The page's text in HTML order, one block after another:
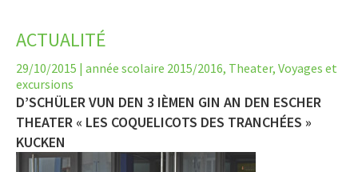
CONTACT
INSCRIPTIONS 2026
LE LYCÉE
LET’S GO SCIENCE
ACTUALITÉ
29/10/2015 | année scolaire 2015/2016, Theater, Voyages et
excursions
D’SCHÜLER VUN DEN 3 IÈMEN GIN AN DEN ESCHER
THEATER « LES COQUELICOTS DES TRANCHÉES »
KUCKEN